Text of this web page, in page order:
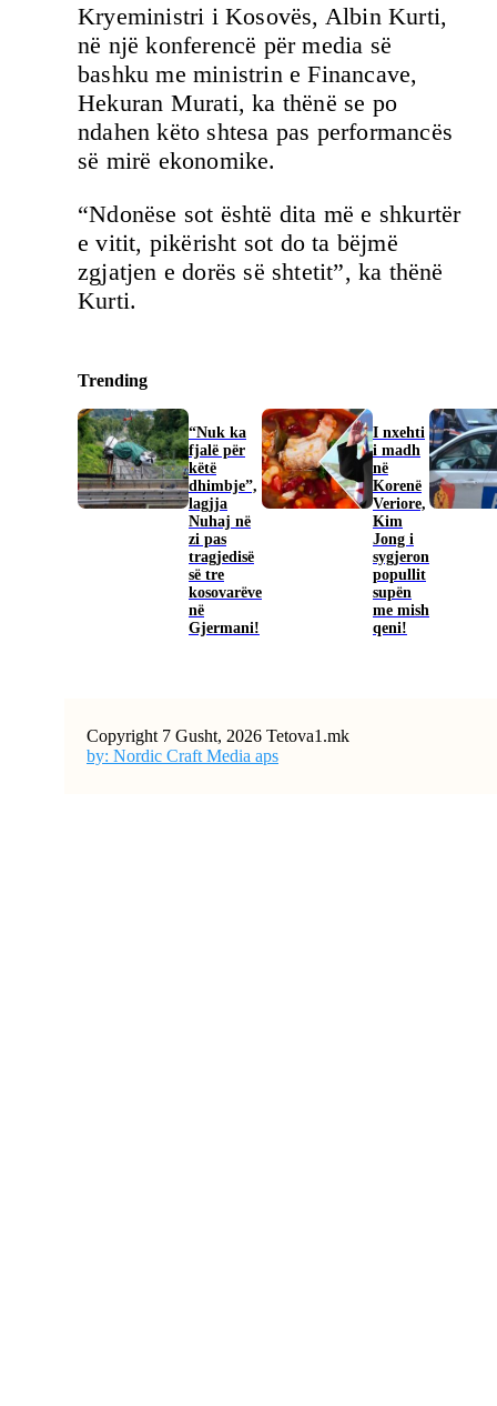
Kryeministri i Kosovës, Albin Kurti,
në një konferencë për media së
bashku me ministrin e Financave,
Hekuran Murati, ka thënë se po
ndahen këto shtesa pas performancës
së mirë ekonomike.
“Ndonëse sot është dita më e shkurtër
e vitit, pikërisht sot do ta bëjmë
zgjatjen e dorës së shtetit”, ka thënë
Kurti.
Trending
“Nuk ka
fjalë për
këtë
dhimbje”,
lagjja
Nuhaj në
zi pas
tragjedisë
së tre
kosovarëve
në
Gjermani!
I nxehti
i madh
në
Korenë
Veriore,
Kim
Jong i
sygjeron
popullit
supën
me mish
qeni!
Copyright 7 Gusht, 2026 Tetova1.mk
by: Nordic Craft Media aps